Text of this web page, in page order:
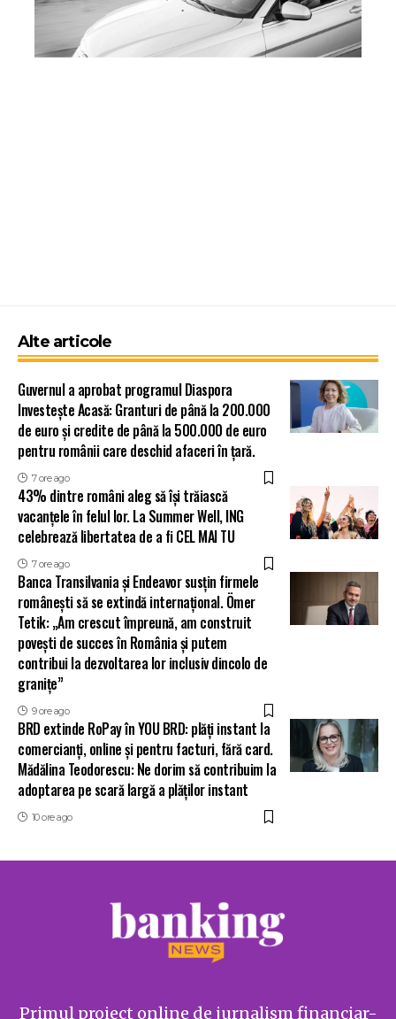
Alte articole
Guvernul a aprobat programul Diaspora
Investește Acasă: Granturi de până la 200.000
de euro și credite de până la 500.000 de euro
pentru românii care deschid afaceri în țară.
7 ore ago
43% dintre români aleg să își trăiască
vacanțele în felul lor. La Summer Well, ING
celebrează libertatea de a fi CEL MAI TU
7 ore ago
Banca Transilvania și Endeavor susțin firmele
românești să se extindă internațional. Ömer
Tetik: „Am crescut împreună, am construit
povești de succes în România și putem
contribui la dezvoltarea lor inclusiv dincolo de
granițe”
9 ore ago
BRD extinde RoPay în YOU BRD: plăți instant la
comercianți, online și pentru facturi, fără card.
Mădălina Teodorescu: Ne dorim să contribuim la
adoptarea pe scară largă a plăților instant
10 ore ago
Primul proiect online de jurnalism financiar-